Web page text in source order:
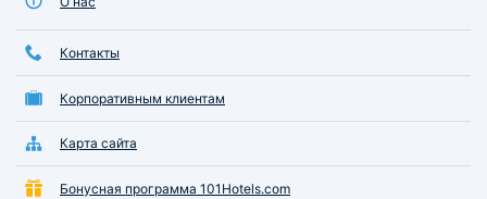
Контакты
Корпоративным клиентам
Карта сайта
Бонусная программа 101Hotels.com